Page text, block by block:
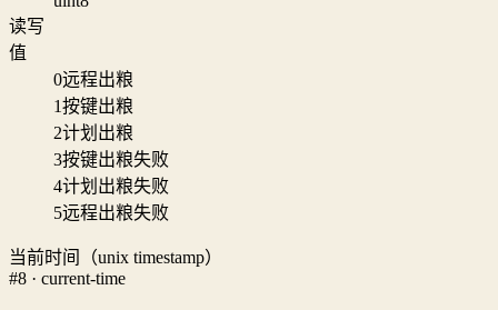
读写
值
0远程出粮
1按键出粮
2计划出粮
3按键出粮失败
4计划出粮失败
5远程出粮失败
当前时间（unix timestamp）
#8 · current-time